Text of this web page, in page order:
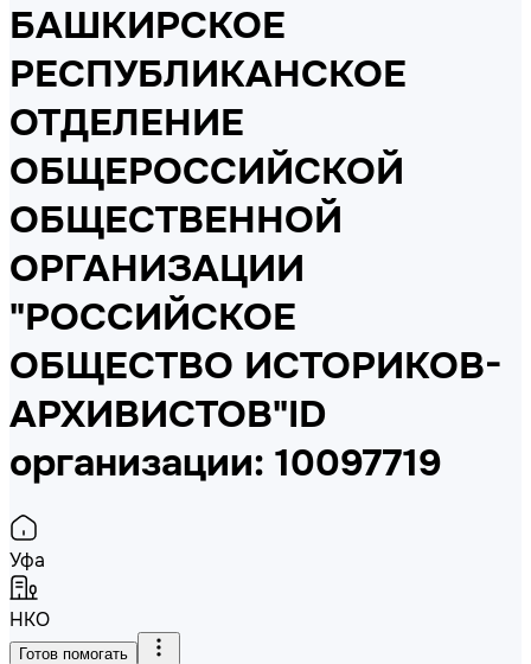
БАШКИРСКОЕ
РЕСПУБЛИКАНСКОЕ
ОТДЕЛЕНИЕ
ОБЩЕРОССИЙСКОЙ
ОБЩЕСТВЕННОЙ
ОРГАНИЗАЦИИ
"РОССИЙСКОЕ
ОБЩЕСТВО ИСТОРИКОВ-
АРХИВИСТОВ"ID
организации: 10097719
Уфа
НКО
Готов помогать